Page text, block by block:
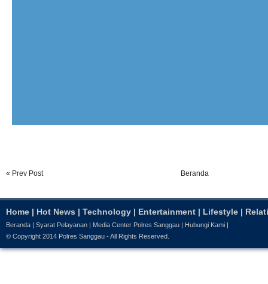
« Prev Post Beranda
Home | Hot News | Technology | Entertainment | Lifestyle |
Beranda Syarat Pelayanan Media Center Polres Sanggau Hubungi Kami
© Copyright 2014 Polres Sanggau - All Rights Reserved.